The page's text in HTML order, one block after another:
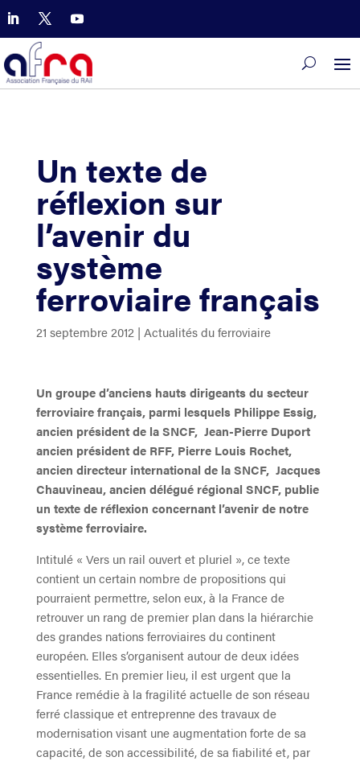
Un texte de
réflexion sur
l’avenir du
système
ferroviaire français
21 septembre 2012 | Actualités du ferroviaire
Un groupe d’anciens hauts dirigeants du secteur
ferroviaire français, parmi lesquels Philippe Essig,
ancien président de la SNCF, Jean-Pierre Duport
ancien président de RFF, Pierre Louis Rochet,
ancien directeur international de la SNCF, Jacques
Chauvineau, ancien délégué régional SNCF, publie
un texte de réflexion concernant l’avenir de notre
système ferroviaire.
Intitulé « Vers un rail ouvert et pluriel », ce texte
contient un certain nombre de propositions qui
pourraient permettre, selon eux, à la France de
retrouver un rang de premier plan dans la hiérarchie
des grandes nations ferroviaires du continent
européen. Elles s’organisent autour de deux idées
essentielles. En premier lieu, il est urgent que la
France remédie à la fragilité actuelle de son réseau
ferré classique et entreprenne des travaux de
modernisation visant une augmentation forte de sa
capacité, de son accessibilité, de sa fiabilité et, par